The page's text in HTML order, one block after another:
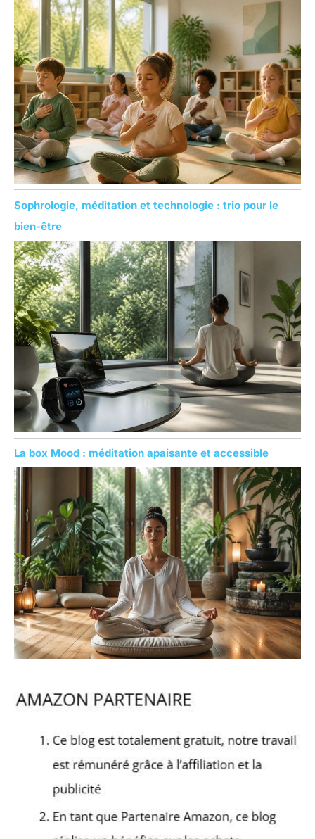
Sophrologie, méditation et technologie : trio pour le
bien-être
La box Mood : méditation apaisante et accessible